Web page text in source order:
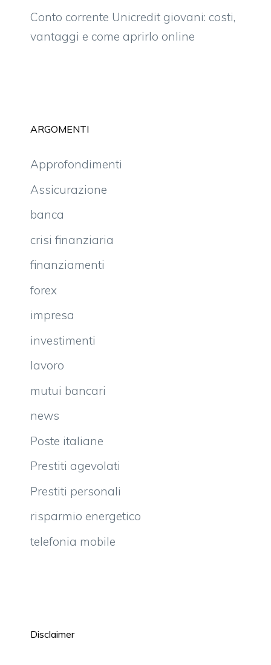
Conto corrente Unicredit giovani: costi,
vantaggi e come aprirlo online
ARGOMENTI
Approfondimenti
Assicurazione
banca
crisi finanziaria
finanziamenti
forex
impresa
investimenti
lavoro
mutui bancari
news
Poste italiane
Prestiti agevolati
Prestiti personali
risparmio energetico
telefonia mobile
Disclaimer